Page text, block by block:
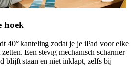
hoek
40° kanteling zodat je je iPad voor elke
Een stevig mechanisch scharnier
blijft staan en niet inklapt, zelfs bij